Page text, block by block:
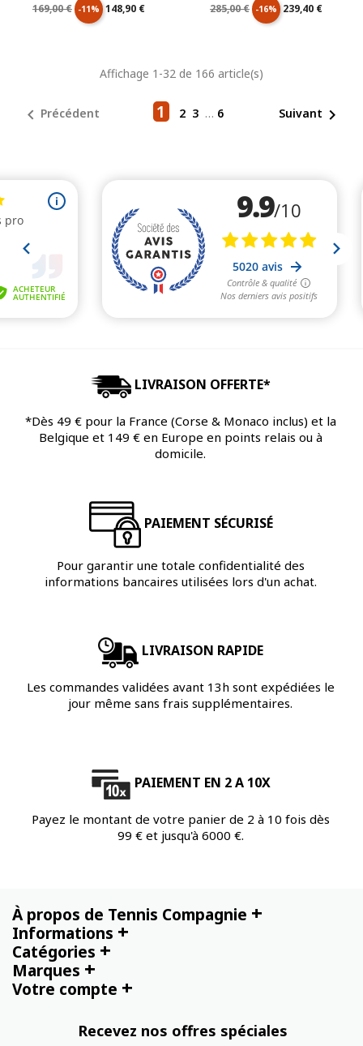
Prix
169,00 € -11% Prix
148,90 € Prix
285,00 € -16% Prix
239,40 €
Affichage 1-32 de 166 article(s)
 Précédent 1 2 3 … 6 Suivant 
LIVRAISON OFFERTE*
*Dès 49 € pour la France (Corse & Monaco inclus) et la
Belgique et 149 € en Europe en points relais ou à
domicile.
PAIEMENT SÉCURISÉ
Pour garantir une totale confidentialité des
informations bancaires utilisées lors d'un achat.
LIVRAISON RAPIDE
Les commandes validées avant 13h sont expédiées le
jour même sans frais supplémentaires.
PAIEMENT EN 2 A 10X
Payez le montant de votre panier de 2 à 10 fois dès
99 € et jusqu'à 6000 €.
À propos de Tennis Compagnie +
Informations +
Catégories +
Marques +
Votre compte +
Recevez nos offres spéciales